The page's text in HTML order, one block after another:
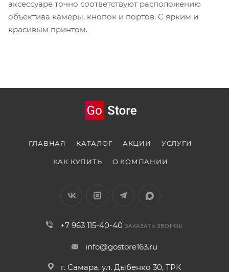
аксессуаре точно соответствуют расположению
объектива камеры, кнопок и портов. С ярким и
красивым принтом.
ГЛАВНАЯ КАТАЛОГ АКЦИИ УСЛУГИ
КАК КУПИТЬ О КОМПАНИИ
+7 963 115-40-40 ЗАКАЗАТЬ ЗВОНОК
info@gostore163.ru
г. Самара, ул. Дыбенко 30, ТРК